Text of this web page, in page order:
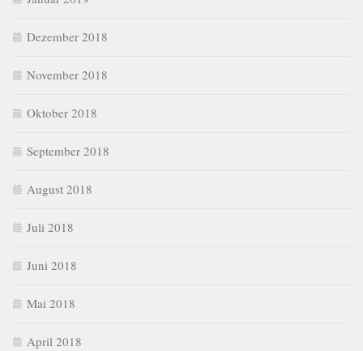
Dezember 2018
November 2018
Oktober 2018
September 2018
August 2018
Juli 2018
Juni 2018
Mai 2018
April 2018